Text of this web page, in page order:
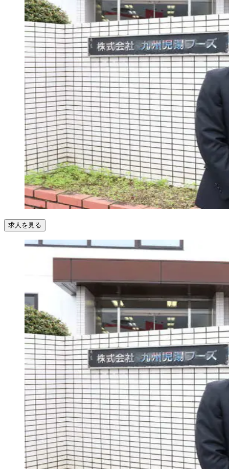
求人を見る